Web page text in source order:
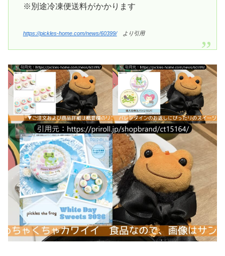
※別途冷凍便送料がかかります
https://pickles-home.com/news/60399/より引用